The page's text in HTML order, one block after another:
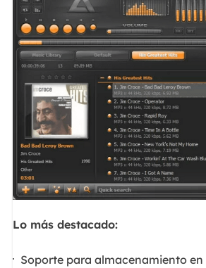
Lo más destacado:
Soporte para almacenamiento